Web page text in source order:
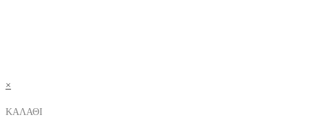
×
ΚΑΛΑΘΙ